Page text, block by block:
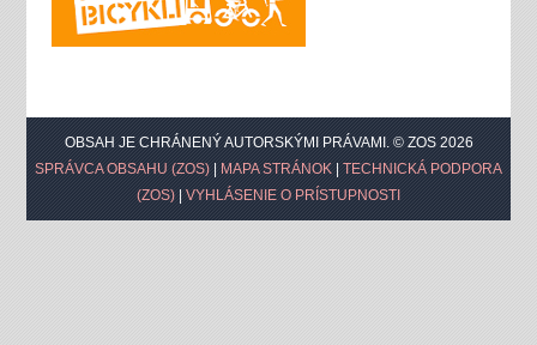
OBSAH JE CHRÁNENÝ AUTORSKÝMI PRÁVAMI. © ZOS 2026
SPRÁVCA OBSAHU (ZOS)
MAPA STRÁNOK
TECHNICKÁ PODPORA
(ZOS)
VYHLÁSENIE O PRÍSTUPNOSTI